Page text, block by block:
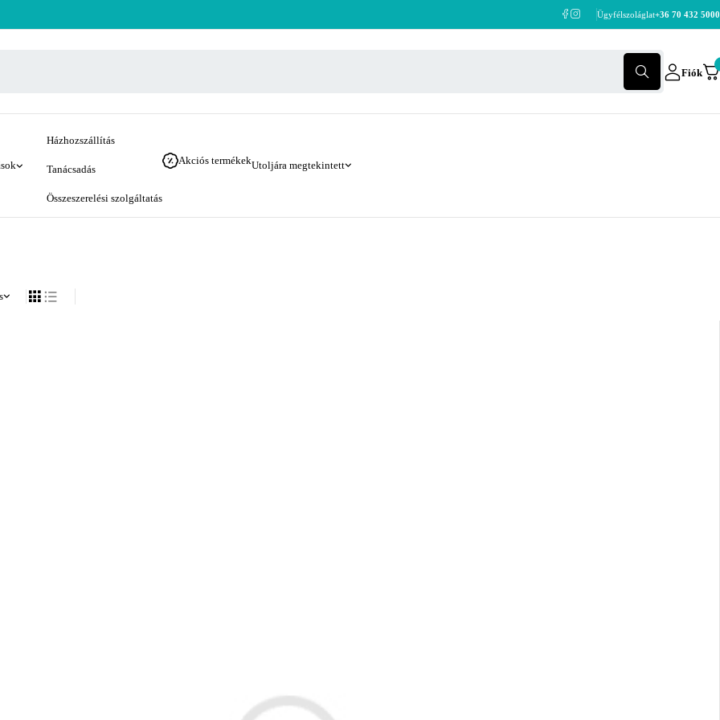
Ügyfélszoláglat+36 70 432 5000
Fiók
Házhozszállítás
Tanácsadás
Összeszerelési szolgáltatás
Akciós termékekUtoljára megtekintett